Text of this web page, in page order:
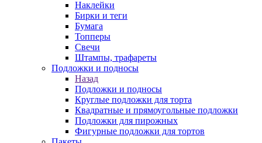
Наклейки
Бирки и теги
Бумага
Топперы
Свечи
Штампы, трафареты
Подложки и подносы
Назад
Подложки и подносы
Круглые подложки для торта
Квадратные и прямоугольные подложки
Подложки для пирожных
Фигурные подложки для тортов